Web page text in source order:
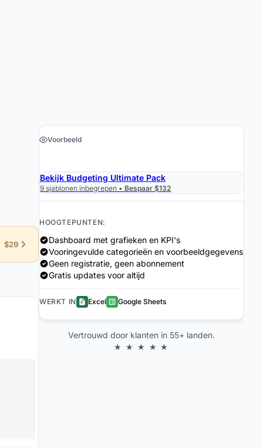
$29
Voorbeeld
Bekijk Budgeting Ultimate Pack
9 sjablonen inbegrepen • Bespaar $132
HOOGTEPUNTEN:
Dashboard met grafieken en KPI's
Vooringevulde categorieën en voorbeeldgegevens
Geen registratie, geen abonnement
Gratis updates voor altijd
WERKT IN Excel Google Sheets
Vertrouwd door klanten in 55+ landen.
★ ★ ★ ★ ★